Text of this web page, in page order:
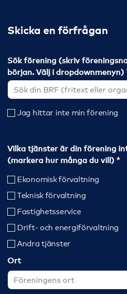
Skicka en förfrågan
Sök förening (skriv
början. Välj i dropdownmenyn)
Jag hittar inte min förening
Vilka tjänster är din förening
(markera hur många du vill)
Ekonomisk förvaltning
Teknisk förvaltning
Fastighetsservice
Drift- och energiförvaltning
Andra tjänster
Ort